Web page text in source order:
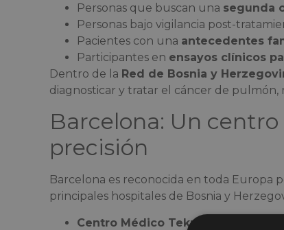
Personas que buscan una segunda
Personas bajo vigilancia post-
Pacientes con una antecedentes
Participantes en ensayos clínicos
Dentro de la Red de Bosnia y
diagnosticar y tratar el cáncer de pulmón,
Barcelona: Un
precisión
Barcelona es reconocida en toda Europa
principales hospitales de Bosnia y
Centro Médico Teknon